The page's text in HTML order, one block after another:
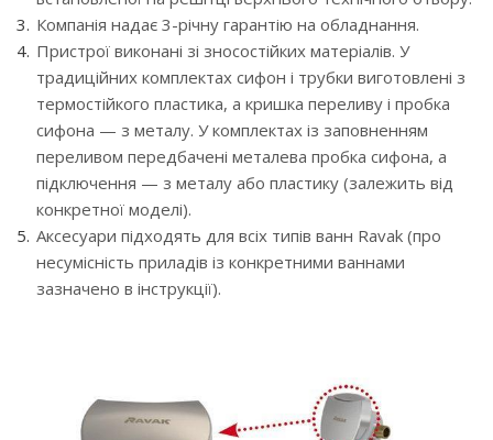
Компанія надає 3-річну гарантію на обладнання.
Пристрої виконані зі зносостійких матеріалів. У
традиційних комплектах сифон і трубки виготовлені з
термостійкого пластика, а кришка переливу і пробка
сифона — з металу. У комплектах із заповненням
переливом передбачені металева пробка сифона, а
підключення — з металу або пластику (залежить від
конкретної моделі).
Аксесуари підходять для всіх типів ванн Ravak (про
несумісність приладів із конкретними ваннами
зазначено в інструкції).